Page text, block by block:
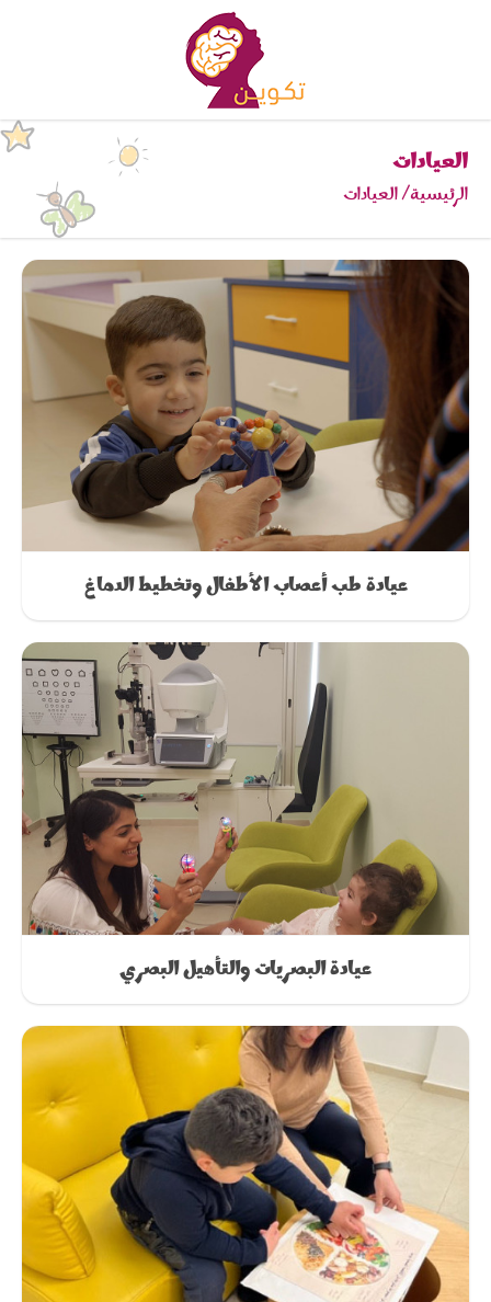
العيادات
الرئيسية العيادات
عيادة طب أعصاب الأطفال وتخطيط الدماغ
عيادة البصريات والتأهيل البصري